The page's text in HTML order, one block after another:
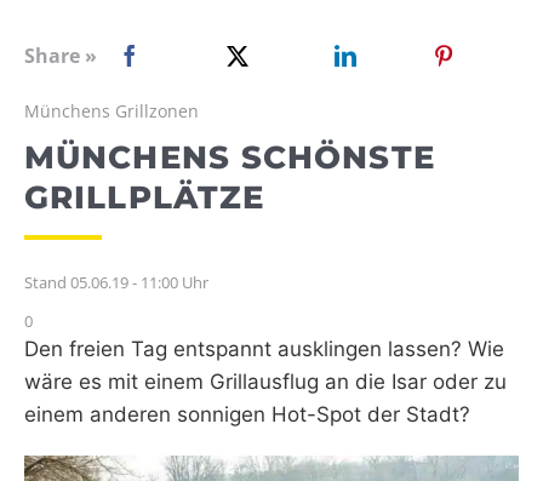
Share »
Münchens Grillzonen
MÜNCHENS SCHÖNSTE
GRILLPLÄTZE
Stand 05.06.19 - 11:00 Uhr
0
Den freien Tag entspannt ausklingen lassen? Wie
wäre es mit einem Grillausflug an die Isar oder zu
einem anderen sonnigen Hot-Spot der Stadt?